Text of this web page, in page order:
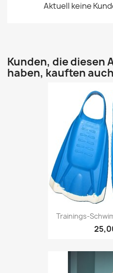
Aktuell keine
Kunden, die diesen
haben, kauften
Trainings-